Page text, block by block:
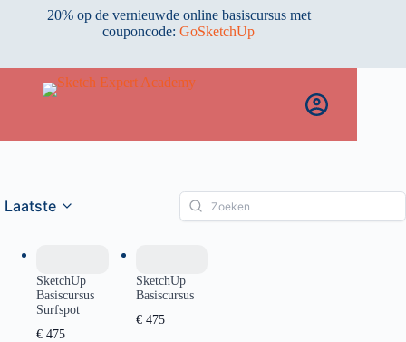
20% op de vernieuwde online basiscursus met
couponcode:GoSketchUp
Laatste
SketchUp
Basiscursus
Surfspot
€ 475
SketchUp
Basiscursus
€ 475